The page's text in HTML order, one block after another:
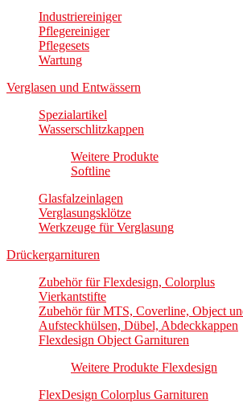
Industriereiniger
Pflegereiniger
Pflegesets
Wartung
Verglasen und Entwässern
Spezialartikel
Wasserschlitzkappen
Weitere Produkte
Softline
Glasfalzeinlagen
Verglasungsklötze
Werkzeuge für Verglasung
Drückergarnituren
Zubehör für Flexdesign, Colorplus
Vierkantstifte
Zubehör für MTS, Coverline, Object
Aufsteckhülsen, Dübel, Abdeckkappen
Flexdesign Object Garnituren
Weitere Produkte Flexdesign
FlexDesign Colorplus Garnituren